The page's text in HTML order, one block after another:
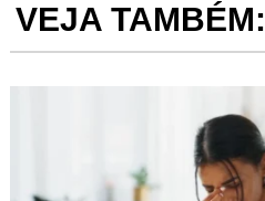
VEJA TAMBÉM: